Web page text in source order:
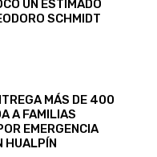
UN ESTIMADO
SCHMIDT
MÁS DE 400
A FAMILIAS
EMERGENCIA
HUALPÍN